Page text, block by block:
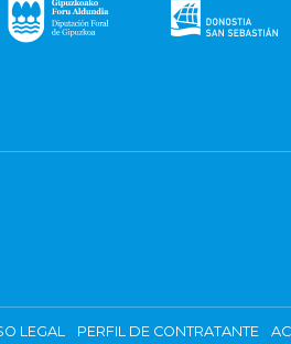
LEGAL PERFIL DE CONTRATANTE